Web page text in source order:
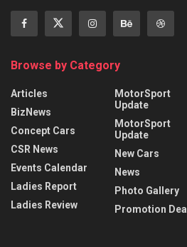
Browse by Category
Articles
BizNews
Concept Cars
CSR News
Events Calendar
Ladies Report
Ladies Review
MotorSport
Update
MotorSport
Update
New Cars
News
Photo Gallery
Promotion Deal